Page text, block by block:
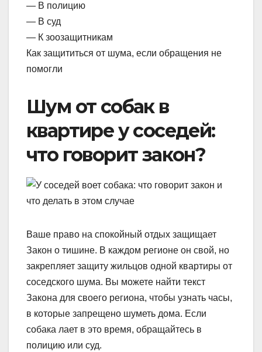
— В полицию
— В суд
— К зоозащитникам
Как защититься от шума, если обращения не
помогли
Шум от собак в
квартире у соседей:
что говорит закон?
Ваше право на спокойный отдых защищает
Закон о тишине. В каждом регионе он свой, но
закрепляет защиту жильцов одной квартиры от
соседского шума. Вы можете найти текст
Закона для своего региона, чтобы узнать часы,
в которые запрещено шуметь дома. Если
собака лает в это время, обращайтесь в
полицию или суд.